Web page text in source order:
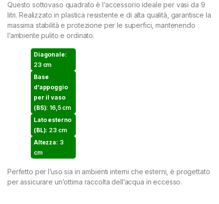
Questo sottovaso quadrato è l’accessorio ideale per vasi da 9
litri. Realizzato in plastica resistente e di alta qualità, garantisce la
massima stabilità e protezione per le superfici, mantenendo
l’ambiente pulito e ordinato.
Diagonale:
23 cm
Base
d’appoggio
per il vaso
(BS): 16,5 cm
Lato esterno
(BL): 23 cm
Altezza: 3
cm
Perfetto per l’uso sia in ambienti interni che esterni, è progettato
per assicurare un’ottima raccolta dell’acqua in eccesso.